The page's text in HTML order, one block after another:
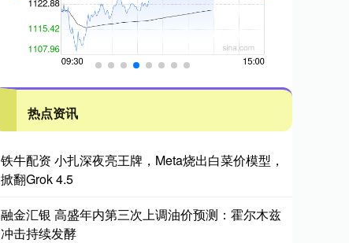
热点资讯
铁牛配资 小扎深夜亮王牌，Meta烧出白菜价模型，
掀翻Grok 4.5
融金汇银 高盛年内第三次上调油价预测：霍尔木兹
冲击持续发酵